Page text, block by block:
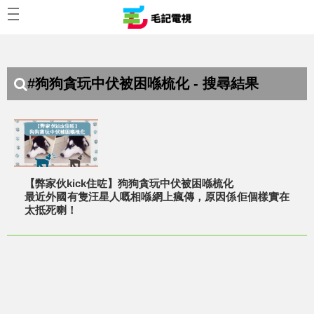
#狗狗貪玩中伏被困喺梳化 - 搜尋結果
【弊家伙kick住咗】狗狗貪玩中伏被困喺梳化
最近外國有隻汪星人嘅相喺網上瘋傳，原因係佢個樣實在
太抵死喇！